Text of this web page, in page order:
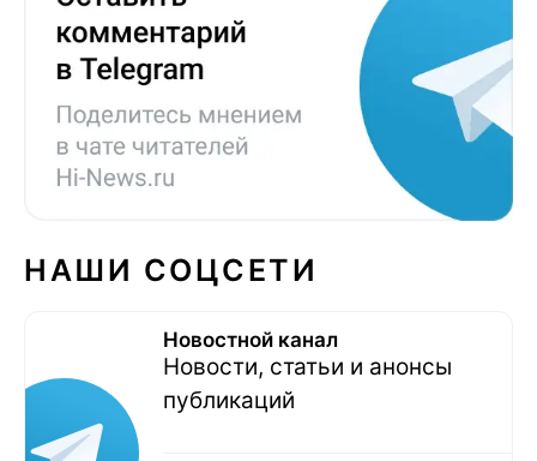
НАШИ СОЦСЕТИ
Новостной канал
Новости, статьи и анонсы
публикаций